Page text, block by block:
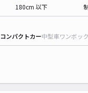
180cm 以下
コンパクトカー中型車ワンボッ